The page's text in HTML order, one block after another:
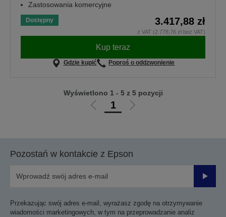
Zastosowania komercyjne
Dostępny 3.417,88 zł
z VAT (2.778,76 zł bez VAT)
Kup teraz
Gdzie kupić Poproś o oddzwonienie
Przejdź
1
Przejdź
Wyświetlono 1 - 5 z 5 pozycji
Pozostań w kontakcie z Epson
Przekazując swój adres e-mail, wyrażasz zgodę na otrzymywanie
wiadomości marketingowych, w tym na przeprowadzanie analiz